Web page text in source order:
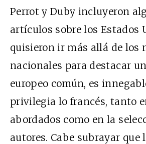
Perrot y Duby incluyeron
artículos sobre los Estados
quisieron ir más allá de los
nacionales para destacar
europeo común, es
privilegia lo francés, tanto
abordados como en la
autores. Cabe subrayar que